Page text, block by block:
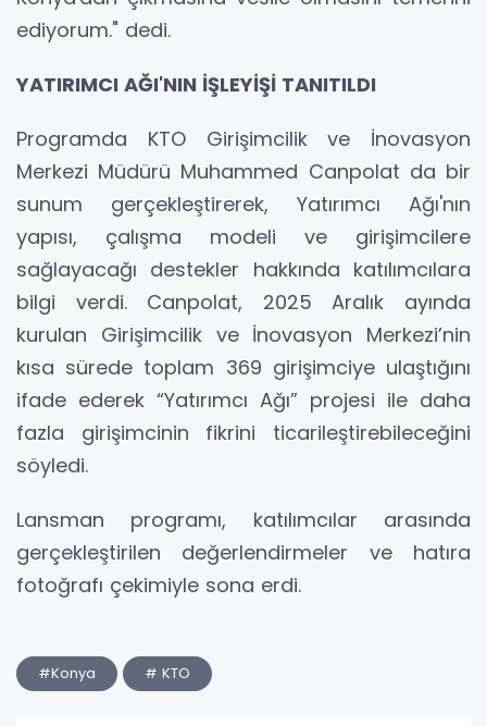
ediyorum." dedi.
YATIRIMCI AĞI'NIN İŞLEYİŞİ TANITILDI
Programda KTO Girişimcilik ve İnovasyon
Merkezi Müdürü Muhammed Canpolat da bir
sunum gerçekleştirerek, Yatırımcı Ağı'nın
yapısı, çalışma modeli ve girişimcilere
sağlayacağı destekler hakkında katılımcılara
bilgi verdi. Canpolat, 2025 Aralık ayında
kurulan Girişimcilik ve İnovasyon Merkezi’nin
kısa sürede toplam 369 girişimciye ulaştığını
ifade ederek “Yatırımcı Ağı” projesi ile daha
fazla girişimcinin fikrini ticarileştirebileceğini
söyledi.
Lansman programı, katılımcılar arasında
gerçekleştirilen değerlendirmeler ve hatıra
fotoğrafı çekimiyle sona erdi.
#Konya # KTO